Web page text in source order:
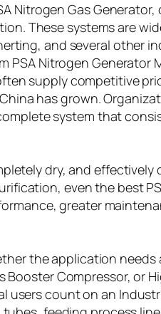
Nitrogen Gas Generator,
These systems are
and several other
PSA Nitrogen Generator
supply competitive
has grown.
system that
dry, and
even the best
greater
the application needs
Compressor, or
users count on an